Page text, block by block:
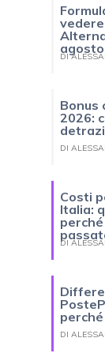
DI
Bonus
2026:
DI
Costi
Italia:
DI
perché
DI